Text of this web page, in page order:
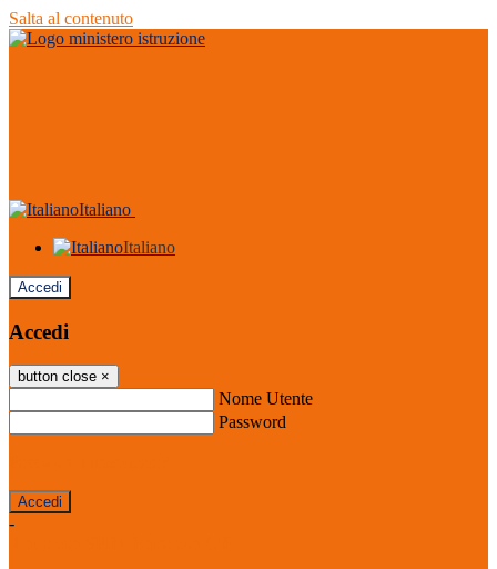
Salta al contenuto
Italiano
Italiano
Accedi
Accedi
button close ×
Nome Utente
Password
-